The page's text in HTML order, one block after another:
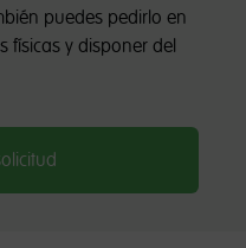
puedes pedirlo en
físicas y disponer del